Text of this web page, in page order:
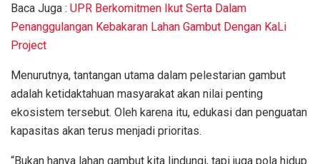
Baca Juga : UPR Berkomitmen Ikut Serta Dalam
Penanggulangan Kebakaran Lahan Gambut Dengan KaLi
Project
Menurutnya, tantangan utama dalam pelestarian gambut
adalah ketidaktahuan masyarakat akan nilai penting
ekosistem tersebut. Oleh karena itu, edukasi dan penguatan
kapasitas akan terus menjadi prioritas.
“Bukan hanya lahan gambut kita lindungi, tapi juga pola hidup